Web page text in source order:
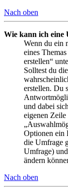
Nach oben
Wie kann ich eine
Wenn du ein
eines
erstellen“
Solltest du
erstellen. Du
und dabei
eigenen
Optionen ein
die Umfrage
Umfrage)
ändern
Nach oben